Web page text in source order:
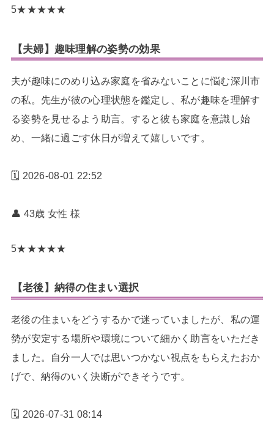
5★★★★★
【夫婦】趣味理解の姿勢の効果
夫が趣味にのめり込み家庭を省みないことに悩む深川市
の私。先生が彼の心理状態を鑑定し、私が趣味を理解す
る姿勢を見せるよう助言。すると彼も家庭を意識し始
め、一緒に過ごす休日が増えて嬉しいです。
🗓️ 2026-08-01 22:52
👤 43歳 女性 様
5★★★★★
【老後】納得の住まい選択
老後の住まいをどうするかで迷っていましたが、私の運
勢が安定する場所や環境について細かく助言をいただき
ました。自分一人では思いつかない視点をもらえたおか
げで、納得のいく決断ができそうです。
🗓️ 2026-07-31 08:14